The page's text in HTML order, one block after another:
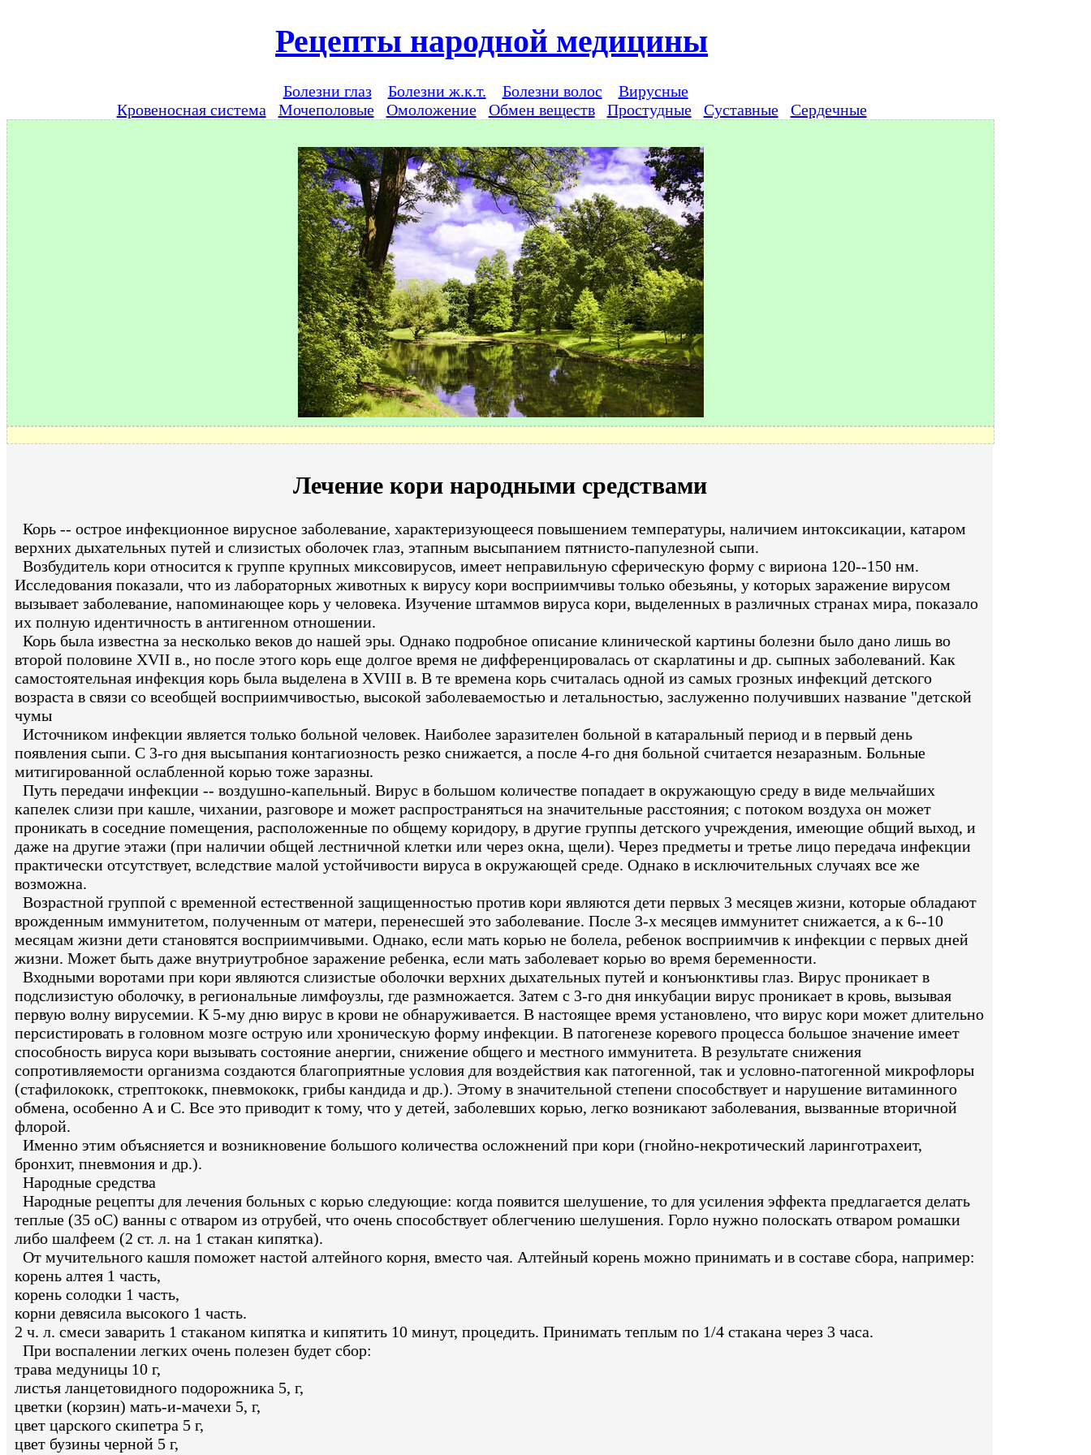
Рецепты народной медицины
Болезни глаз Болезни ж.к.т. Болезни волос
Вирусные
Кровеносная система
Мочеполовые Омоложение Обмен веществ Простудные Суставные Сердечные
Лечение кори народными средствами
Корь -- острое инфекционное вирусное заболевание, характеризующееся повышением температуры, наличием интоксикации, катаром
верхних дыхательных путей и слизистых оболочек глаз, этапным высыпанием пятнисто-папулезной сыпи.
Возбудитель кори относится к группе крупных миксовирусов, имеет неправильную сферическую форму с вириона 120--150 нм.
Исследования показали, что из лабораторных животных к вирусу кори восприимчивы только обезьяны, у которых заражение вирусом
вызывает заболевание, напоминающее корь у человека. Изучение штаммов вируса кори, выделенных в различных странах мира, показало
их полную идентичность в антигенном отношении.
Корь была известна за несколько веков до нашей эры. Однако подробное описание клинической картины болезни было дано лишь во
второй половине XVII в., но после этого корь еще долгое время не дифференцировалась от скарлатины и др. сыпных заболеваний. Как
самостоятельная инфекция корь была выделена в ХVIII в. В те времена корь считалась одной из самых грозных инфекций детского
возраста в связи со всеобщей восприимчивостью, высокой заболеваемостью и летальностью, заслуженно получивших название "детской
чумы
Источником инфекции является только больной человек. Наиболее заразителен больной в катаральный период и в первый день
появления сыпи. С 3-го дня высыпания контагиозность резко снижается, а после 4-го дня больной считается незаразным. Больные
митигированной ослабленной корью тоже заразны.
Путь передачи инфекции -- воздушно-капельный. Вирус в большом количестве попадает в окружающую среду в виде мельчайших
капелек слизи при кашле, чихании, разговоре и может распространяться на значительные расстояния; с потоком воздуха он может
проникать в соседние помещения, расположенные по общему коридору, в другие группы детского учреждения, имеющие общий выход, и
даже на другие этажи (при наличии общей лестничной клетки или через окна, щели). Через предметы и третье лицо передача инфекции
практически отсутствует, вследствие малой устойчивости вируса в окружающей среде. Однако в исключительных случаях все же
возможна.
Возрастной группой с временной естественной защищенностью против кори являются дети первых 3 месяцев жизни, которые обладают
врожденным иммунитетом, полученным от матери, перенесшей это заболевание. После 3-х месяцев иммунитет снижается, а к 6--10
месяцам жизни дети становятся восприимчивыми. Однако, если мать корью не болела, ребенок восприимчив к инфекции с первых дней
жизни. Может быть даже внутриутробное заражение ребенка, если мать заболевает корью во время беременности.
Входными воротами при кори являются слизистые оболочки верхних дыхательных путей и конъюнктивы глаз. Вирус проникает в
подслизистую оболочку, в региональные лимфоузлы, где размножается. Затем с 3-го дня инкубации вирус проникает в кровь, вызывая
первую волну вирусемии. К 5-му дню вирус в крови не обнаруживается. В настоящее время установлено, что вирус кори может длительно
персистировать в головном мозге острую или хроническую форму инфекции. В патогенезе коревого процесса большое значение имеет
способность вируса кори вызывать состояние анергии, снижение общего и местного иммунитета. В результате снижения
сопротивляемости организма создаются благоприятные условия для воздействия как патогенной, так и условно-патогенной микрофлоры
(стафилококк, стрептококк, пневмококк, грибы кандида и др.). Этому в значительной степени способствует и нарушение витаминного
обмена, особенно А и С. Все это приводит к тому, что у детей, заболевших корью, легко возникают заболевания, вызванные вторичной
флорой.
Именно этим объясняется и возникновение большого количества осложнений при кори (гнойно-некротический ларинготрахеит,
бронхит, пневмония и др.).
Народные средства
Народные рецепты для лечения больных с корью следующие: когда появится шелушение, то для усиления эффекта предлагается делать
теплые (35 оС) ванны с отваром из отрубей, что очень способствует облегчению шелушения. Горло нужно полоскать отваром ромашки
либо шалфеем (2 ст. л. на 1 стакан кипятка).
От мучительного кашля поможет настой алтейного корня, вместо чая. Алтейный корень можно принимать и в составе сбора, например:
корень алтея 1 часть,
корень солодки 1 часть,
корни девясила высокого 1 часть.
2 ч. л. смеси заварить 1 стаканом кипятка и кипятить 10 минут, процедить. Принимать теплым по 1/4 стакана через 3 часа.
При воспалении легких очень полезен будет сбор:
трава медуницы 10 г,
листья ланцетовидного подорожника 5, г,
цветки (корзин) мать-и-мачехи 5, г,
цвет царского скипетра 5 г,
цвет бузины черной 5 г,